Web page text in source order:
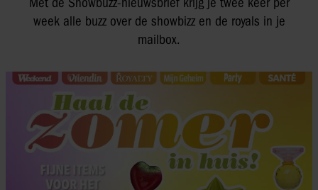
week alle buzz over de showbizz en de royals in je
mailbox.